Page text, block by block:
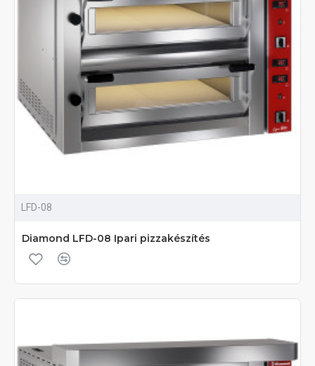
LFD-08
Diamond LFD-08 Ipari pizzakészítés